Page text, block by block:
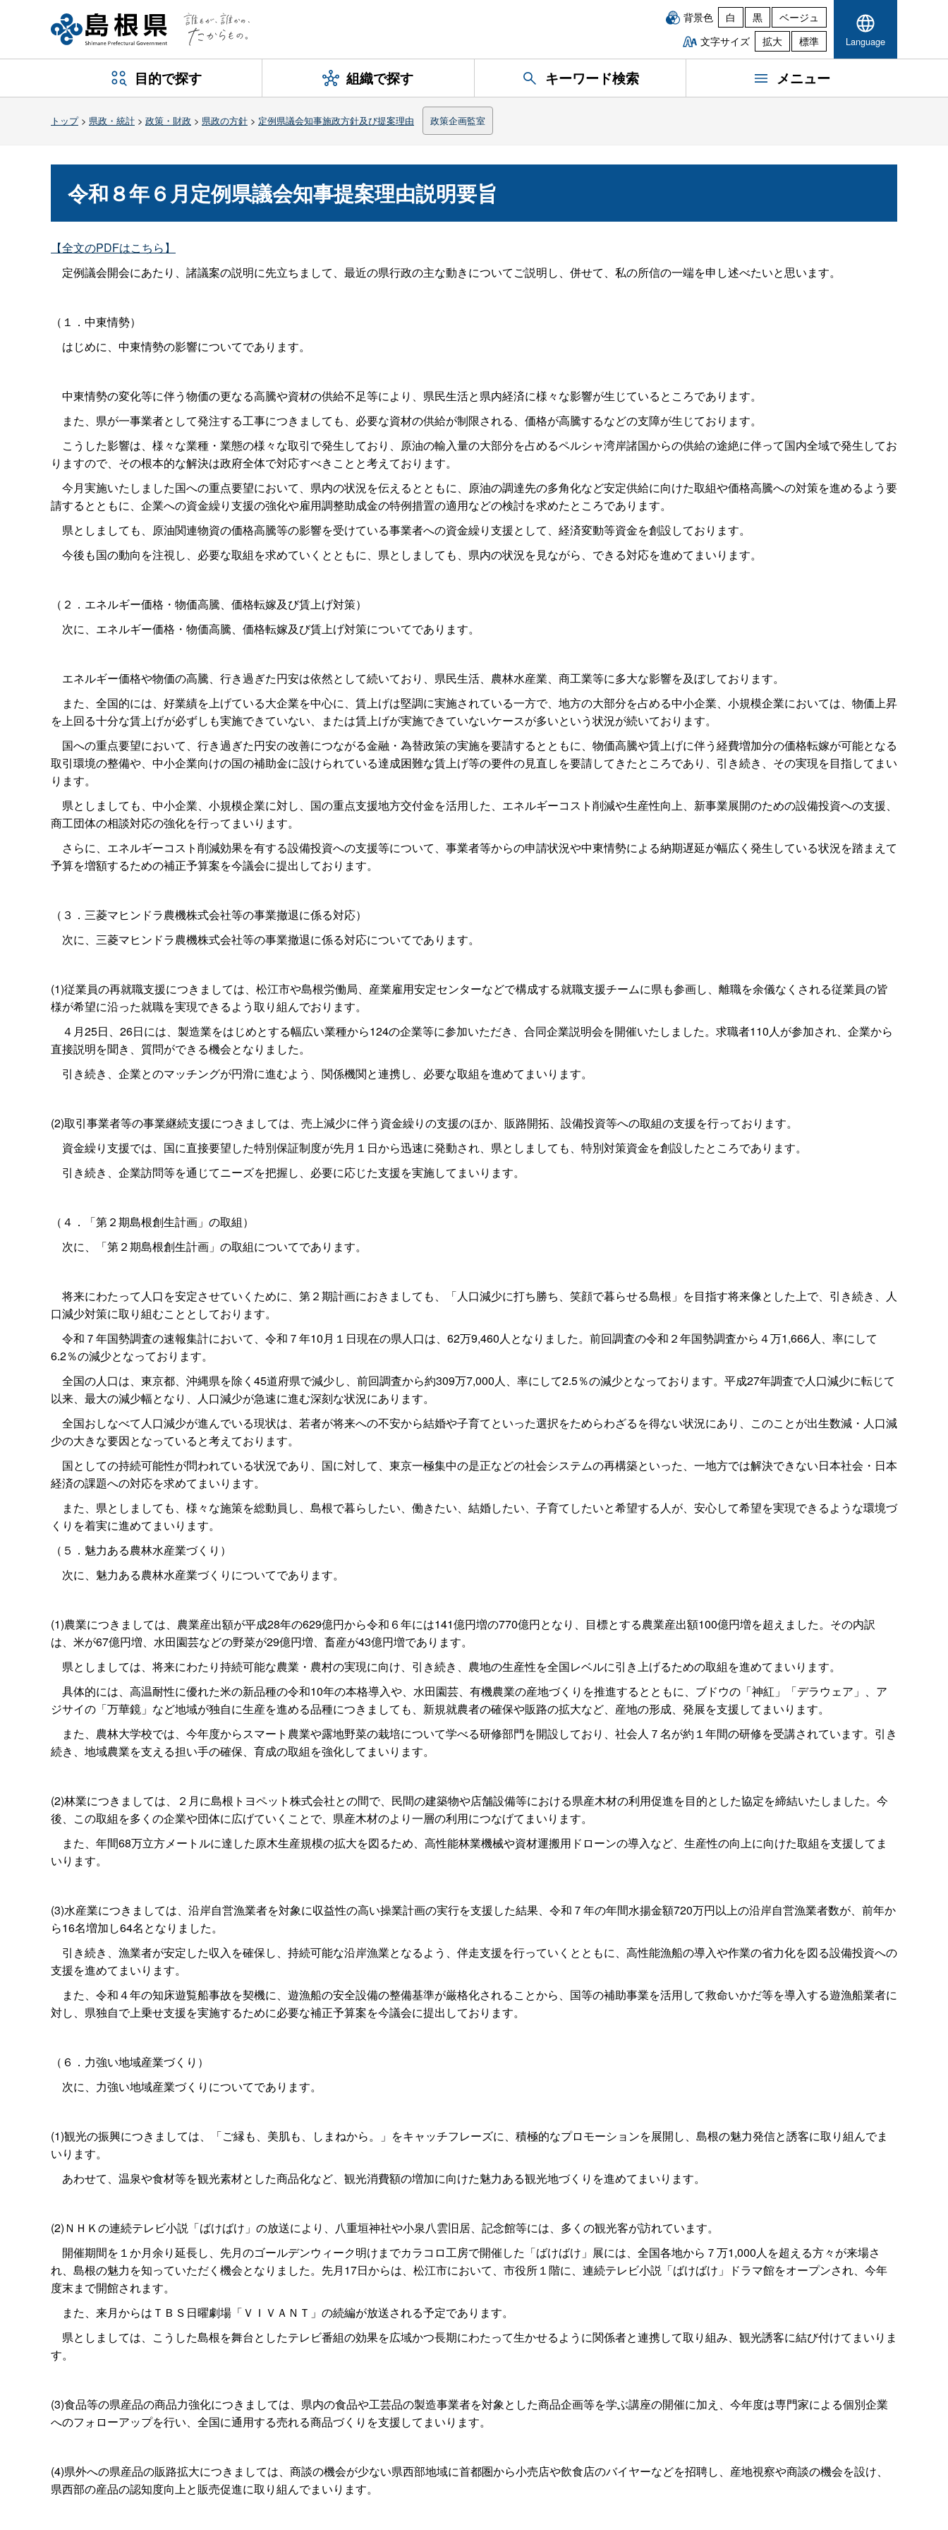
背景色 白 黒
ベージュ
文字サイズ
拡大 標準 Language
目的で探す 組織で探す キーワード検索 メニュー
トップ> 県政・統計 > 政策・財政 > 県政の方針 > 定例県議会知事施政方針及び提案理由 政策企画監室
令和８年６月定例県議会知事提案理由説明要旨
【全文のPDFはこちら】
定例議会開会にあたり、諸議案の説明に先立ちまして、最近の県行政の主な動きについてご説明し、併せて、私の所信の一端を申し述べたいと思います。
（１．中東情勢）
はじめに、中東情勢の影響についてであります。
中東情勢の変化等に伴う物価の更なる高騰や資材の供給不足等により、県民生活と県内経済に様々な影響が生じているところであります。
また、県が一事業者として発注する工事につきましても、必要な資材の供給が制限される、価格が高騰するなどの支障が生じております。
こうした影響は、様々な業種・業態の様々な取引で発生しており、原油の輸入量の大部分を占めるペルシャ湾岸諸国からの供給の途絶に伴って国内全域で発生してお
りますので、その根本的な解決は政府全体で対応すべきことと考えております。
今月実施いたしました国への重点要望において、県内の状況を伝えるとともに、原油の調達先の多角化など安定供給に向けた取組や価格高騰への対策を進めるよう要
請するとともに、企業への資金繰り支援の強化や雇用調整助成金の特例措置の適用などの検討を求めたところであります。
県としましても、原油関連物資の価格高騰等の影響を受けている事業者への資金繰り支援として、経済変動等資金を創設しております。
今後も国の動向を注視し、必要な取組を求めていくとともに、県としましても、県内の状況を見ながら、できる対応を進めてまいります。
（２．エネルギー価格・物価高騰、価格転嫁及び賃上げ対策）
次に、エネルギー価格・物価高騰、価格転嫁及び賃上げ対策についてであります。
エネルギー価格や物価の高騰、行き過ぎた円安は依然として続いており、県民生活、農林水産業、商工業等に多大な影響を及ぼしております。
また、全国的には、好業績を上げている大企業を中心に、賃上げは堅調に実施されている一方で、地方の大部分を占める中小企業、小規模企業においては、物価上昇
を上回る十分な賃上げが必ずしも実施できていない、または賃上げが実施できていないケースが多いという状況が続いております。
国への重点要望において、行き過ぎた円安の改善につながる金融・為替政策の実施を要請するとともに、物価高騰や賃上げに伴う経費増加分の価格転嫁が可能となる
取引環境の整備や、中小企業向けの国の補助金に設けられている達成困難な賃上げ等の要件の見直しを要請してきたところであり、引き続き、その実現を目指してまい
ります。
県としましても、中小企業、小規模企業に対し、国の重点支援地方交付金を活用した、エネルギーコスト削減や生産性向上、新事業展開のための設備投資への支援、
商工団体の相談対応の強化を行ってまいります。
さらに、エネルギーコスト削減効果を有する設備投資への支援等について、事業者等からの申請状況や中東情勢による納期遅延が幅広く発生している状況を踏まえて
予算を増額するための補正予算案を今議会に提出しております。
（３．三菱マヒンドラ農機株式会社等の事業撤退に係る対応）
次に、三菱マヒンドラ農機株式会社等の事業撤退に係る対応についてであります。
(1)従業員の再就職支援につきましては、松江市や島根労働局、産業雇用安定センターなどで構成する就職支援チームに県も参画し、離職を余儀なくされる従業員の皆
様が希望に沿った就職を実現できるよう取り組んでおります。
４月25日、26日には、製造業をはじめとする幅広い業種から124の企業等に参加いただき、合同企業説明会を開催いたしました。求職者110人が参加され、企業から
直接説明を聞き、質問ができる機会となりました。
引き続き、企業とのマッチングが円滑に進むよう、関係機関と連携し、必要な取組を進めてまいります。
(2)取引事業者等の事業継続支援につきましては、売上減少に伴う資金繰りの支援のほか、販路開拓、設備投資等への取組の支援を行っております。
資金繰り支援では、国に直接要望した特別保証制度が先月１日から迅速に発動され、県としましても、特別対策資金を創設したところであります。
引き続き、企業訪問等を通じてニーズを把握し、必要に応じた支援を実施してまいります。
（４．「第２期島根創生計画」の取組）
次に、「第２期島根創生計画」の取組についてであります。
将来にわたって人口を安定させていくために、第２期計画におきましても、「人口減少に打ち勝ち、笑顔で暮らせる島根」を目指す将来像とした上で、引き続き、人
口減少対策に取り組むこととしております。
令和７年国勢調査の速報集計において、令和７年10月１日現在の県人口は、62万9,460人となりました。前回調査の令和２年国勢調査から４万1,666人、率にして
6.2％の減少となっております。
全国の人口は、東京都、沖縄県を除く45道府県で減少し、前回調査から約309万7,000人、率にして2.5％の減少となっております。平成27年調査で人口減少に転じて
以来、最大の減少幅となり、人口減少が急速に進む深刻な状況にあります。
全国おしなべて人口減少が進んでいる現状は、若者が将来への不安から結婚や子育てといった選択をためらわざるを得ない状況にあり、このことが出生数減・人口減
少の大きな要因となっていると考えております。
国としての持続可能性が問われている状況であり、国に対して、東京一極集中の是正などの社会システムの再構築といった、一地方では解決できない日本社会・日本
経済の課題への対応を求めてまいります。
また、県としましても、様々な施策を総動員し、島根で暮らしたい、働きたい、結婚したい、子育てしたいと希望する人が、安心して希望を実現できるような環境づ
くりを着実に進めてまいります。
（５．魅力ある農林水産業づくり）
次に、魅力ある農林水産業づくりについてであります。
(1)農業につきましては、農業産出額が平成28年の629億円から令和６年には141億円増の770億円となり、目標とする農業産出額100億円増を超えました。その内訳
は、米が67億円増、水田園芸などの野菜が29億円増、畜産が43億円増であります。
県としましては、将来にわたり持続可能な農業・農村の実現に向け、引き続き、農地の生産性を全国レベルに引き上げるための取組を進めてまいります。
具体的には、高温耐性に優れた米の新品種の令和10年の本格導入や、水田園芸、有機農業の産地づくりを推進するとともに、ブドウの「神紅」「デラウェア」、ア
ジサイの「万華鏡」など地域が独自に生産を進める品種につきましても、新規就農者の確保や販路の拡大など、産地の形成、発展を支援してまいります。
また、農林大学校では、今年度からスマート農業や露地野菜の栽培について学べる研修部門を開設しており、社会人７名が約１年間の研修を受講されています。引き
続き、地域農業を支える担い手の確保、育成の取組を強化してまいります。
(2)林業につきましては、２月に島根トヨペット株式会社との間で、民間の建築物や店舗設備等における県産木材の利用促進を目的とした協定を締結いたしました。今
後、この取組を多くの企業や団体に広げていくことで、県産木材のより一層の利用につなげてまいります。
また、年間68万立方メートルに達した原木生産規模の拡大を図るため、高性能林業機械や資材運搬用ドローンの導入など、生産性の向上に向けた取組を支援してま
いります。
(3)水産業につきましては、沿岸自営漁業者を対象に収益性の高い操業計画の実行を支援した結果、令和７年の年間水揚金額720万円以上の沿岸自営漁業者数が、前年か
ら16名増加し64名となりました。
引き続き、漁業者が安定した収入を確保し、持続可能な沿岸漁業となるよう、伴走支援を行っていくとともに、高性能漁船の導入や作業の省力化を図る設備投資への
支援を進めてまいります。
また、令和４年の知床遊覧船事故を契機に、遊漁船の安全設備の整備基準が厳格化されることから、国等の補助事業を活用して救命いかだ等を導入する遊漁船業者に
対し、県独自で上乗せ支援を実施するために必要な補正予算案を今議会に提出しております。
（６．力強い地域産業づくり）
次に、力強い地域産業づくりについてであります。
(1)観光の振興につきましては、「ご縁も、美肌も、しまねから。」をキャッチフレーズに、積極的なプロモーションを展開し、島根の魅力発信と誘客に取り組んでま
いります。
あわせて、温泉や食材等を観光素材とした商品化など、観光消費額の増加に向けた魅力ある観光地づくりを進めてまいります。
(2)ＮＨＫの連続テレビ小説「ばけばけ」の放送により、八重垣神社や小泉八雲旧居、記念館等には、多くの観光客が訪れています。
開催期間を１か月余り延長し、先月のゴールデンウィーク明けまでカラコロ工房で開催した「ばけばけ」展には、全国各地から７万1,000人を超える方々が来場さ
れ、島根の魅力を知っていただく機会となりました。先月17日からは、松江市において、市役所１階に、連続テレビ小説「ばけばけ」ドラマ館をオープンされ、今年
度末まで開館されます。
また、来月からはＴＢＳ日曜劇場「ＶＩＶＡＮＴ」の続編が放送される予定であります。
県としましては、こうした島根を舞台としたテレビ番組の効果を広域かつ長期にわたって生かせるように関係者と連携して取り組み、観光誘客に結び付けてまいりま
す。
(3)食品等の県産品の商品力強化につきましては、県内の食品や工芸品の製造事業者を対象とした商品企画等を学ぶ講座の開催に加え、今年度は専門家による個別企業
へのフォローアップを行い、全国に通用する売れる商品づくりを支援してまいります。
(4)県外への県産品の販路拡大につきましては、商談の機会が少ない県西部地域に首都圏から小売店や飲食店のバイヤーなどを招聘し、産地視察や商談の機会を設け、
県西部の産品の認知度向上と販売促進に取り組んでまいります。